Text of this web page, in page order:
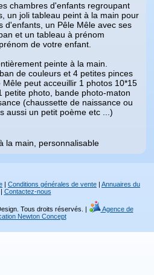
chambres d'enfants regroupant
un joli tableau peint à la main pour
d'enfants, un Pêle Mêle avec ses
et un tableau à prénom
de votre enfant.
peinte à la main.
de couleurs et 4 petites pinces
peut acceuillir 1 photos 10*15
petite photo, bande photo-maton
(chaussette de naissance ou
aussi un petit poème etc ...)
la main, personnalisable
| Conditions générales de vente | Annuaires du
Contactez-nous
Tous droits réservés. |
Agence de
Newton Concept